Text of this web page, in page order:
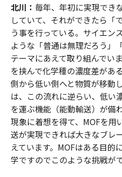
北川： 毎年、年初に実現でき
していて、それができたら「
う事を行っている。サイエン
ような「普通は無理だろう」
テーマにあえて取り組んでい
を挟んで化学種の濃度差があ
側から低い側へと物質が移動
は、この流れに逆らい、低い
を運ぶ機能（能動輸送）が備
現象に着想を得て、MOFを用
送が実現できれば大きなブレ
えています。MOFはある目的
学ですのでこのような挑戦が